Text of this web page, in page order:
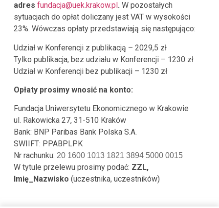
adres fundacja@uek.krakow.pl . W pozostałych
sytuacjach do opłat doliczany jest VAT w wysokości
23%. Wówczas opłaty przedstawiają się następująco:
Udział w Konferencji z publikacją – 2029,5 zł
Tylko publikacja, bez udziału w Konferencji – 1230 zł
Udział w Konferencji bez publikacji – 1230 zł
Opłaty prosimy wnosić na konto:
Fundacja Uniwersytetu Ekonomicznego w Krakowie
ul. Rakowicka 27, 31-510 Kraków
Bank: BNP Paribas Bank Polska S.A.
SWIIFT: PPABPLPK
Nr rachunku: 20 1600 1013 1821 3894 5000 0015
W tytule przelewu prosimy podać: ZZL,
Imię_Nazwisko (uczestnika, uczestników)